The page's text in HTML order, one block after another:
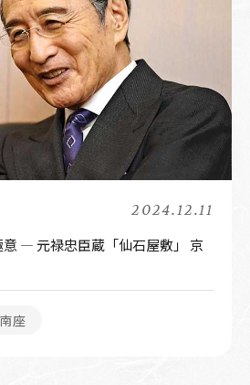
2024.12.11
― 元禄忠臣蔵「仙石屋敷」 京
座